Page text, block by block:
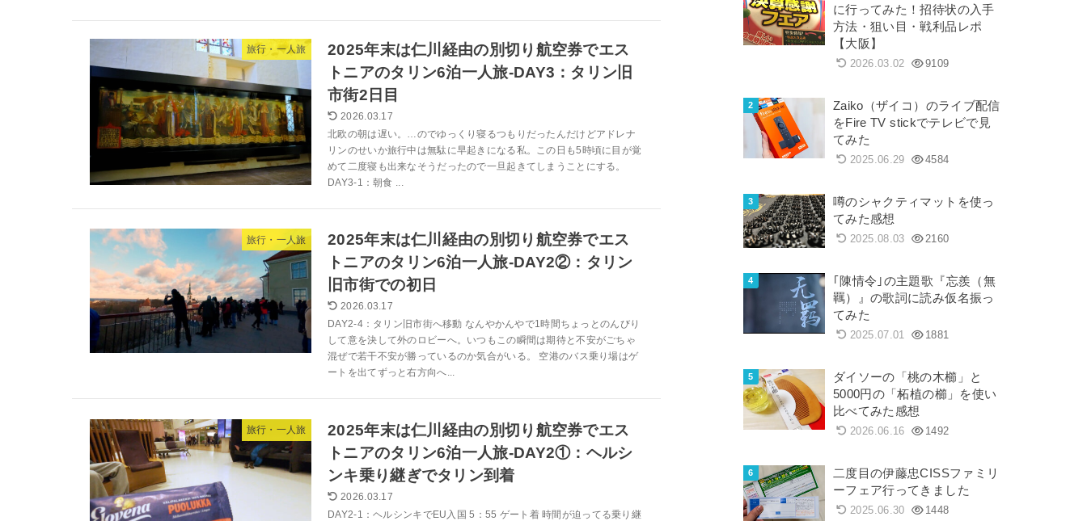
旅行・一人旅
2025年末は仁川経由の別切り航空券でエス
トニアのタリン6泊一人旅-DAY3：タリン旧
市街2日目
2026.03.17
北欧の朝は遅い。…のでゆっくり寝るつもりだったんだけどアドレナ
リンのせいか旅行中は無駄に早起きになる私。この日も5時頃に目が覚
めて二度寝も出来なそうだったので一旦起きてしまうことにする。
DAY3-1：朝食 ...
旅行・一人旅
2025年末は仁川経由の別切り航空券でエス
トニアのタリン6泊一人旅-DAY2②：タリン
旧市街での初日
2026.03.17
DAY2-4：タリン旧市街へ移動 なんやかんやで1時間ちょっとのんびり
して意を決して外のロビーへ。いつもこの瞬間は期待と不安がごちゃ
混ぜで若干不安が勝っているのか気合がいる。 空港のバス乗り場はゲ
ートを出てずっと右方向へ...
旅行・一人旅
2025年末は仁川経由の別切り航空券でエス
トニアのタリン6泊一人旅-DAY2①：ヘルシ
ンキ乗り継ぎでタリン到着
2026.03.17
DAY2-1：ヘルシンキでEU入国 5：55 ゲート着 時間が迫ってる乗り継
に行ってみた！招待状の入手
方法・狙い目・戦利品レポ
【大阪】
2026.03.02 9109
Zaiko（ザイコ）のライブ配信
をFire TV stickでテレビで見
てみた
2025.06.29 4584
噂のシャクティマットを使っ
てみた感想
2025.08.03 2160
｢陳情令｣の主題歌『忘羨（無
羈）』の歌詞に読み仮名振っ
てみた
2025.07.01 1881
ダイソーの「桃の木櫛」と
5000円の「柘植の櫛」を使い
比べてみた感想
2026.06.16 1492
二度目の伊藤忠CISSファミリ
ーフェア行ってきました
2025.06.30 1448